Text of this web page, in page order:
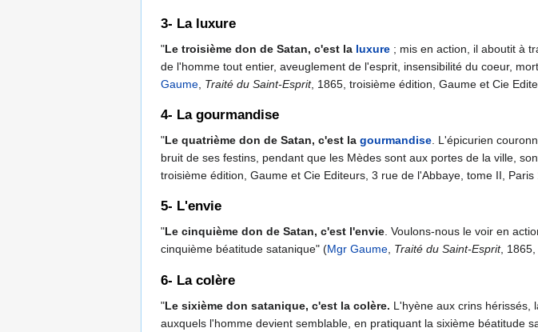
3- La luxure
"Le troisième don de Satan, c'est la luxure ; mis en action, il aboutit à
de l'homme tout entier, aveuglement de l'esprit, insensibilité du coeur,
Gaume Traité du Saint-Esprit, 1865, troisième édition, Gaume et Cie
4- La gourmandise
"Le quatrième don de Satan, c'est la gourmandise . L'épicurien
bruit de ses festins, pendant que les Mèdes sont aux portes de la ville,
troisième édition, Gaume et Cie Editeurs, 3 rue de l'Abbaye, tome II, Paris
5- L'envie
"Le cinquième don de Satan, c'est l'envie. Voulons-nous le voir en
cinquième béatitude satanique" (Mgr Gaume, Traité du Saint-Esprit, 1865,
6- La colère
"Le sixième don satanique, c'est la colère. L'hyène aux crins hérissés,
auxquels l'homme devient semblable, en pratiquant la sixième béatitude